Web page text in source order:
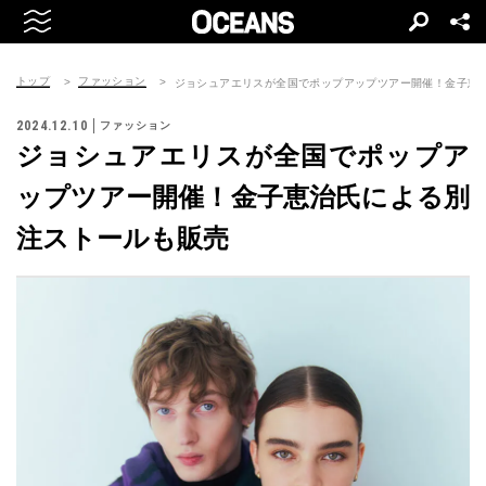
トップ ファッション ジョシュアエリスが全国でポップアップツアー開催！金子恵
2024.12.10 ファッション
ジョシュアエリスが全国でポップア
ップツアー開催！金子恵治氏による別
注ストールも販売